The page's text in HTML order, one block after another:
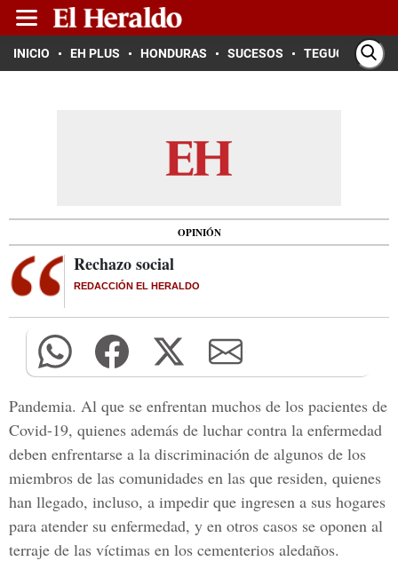
INICIO EH PLUS HONDURAS SUCESOS TEGUCIGALPA
OPINIÓN
Rechazo social
REDACCIÓN EL HERALDO
Pandemia. Al que se enfrentan muchos de los pacientes de
Covid-19, quienes además de luchar contra la enfermedad
deben enfrentarse a la discriminación de algunos de los
miembros de las comunidades en las que residen, quienes
han llegado, incluso, a impedir que ingresen a sus hogares
para atender su enfermedad, y en otros casos se oponen al
terraje de las víctimas en los cementerios aledaños.